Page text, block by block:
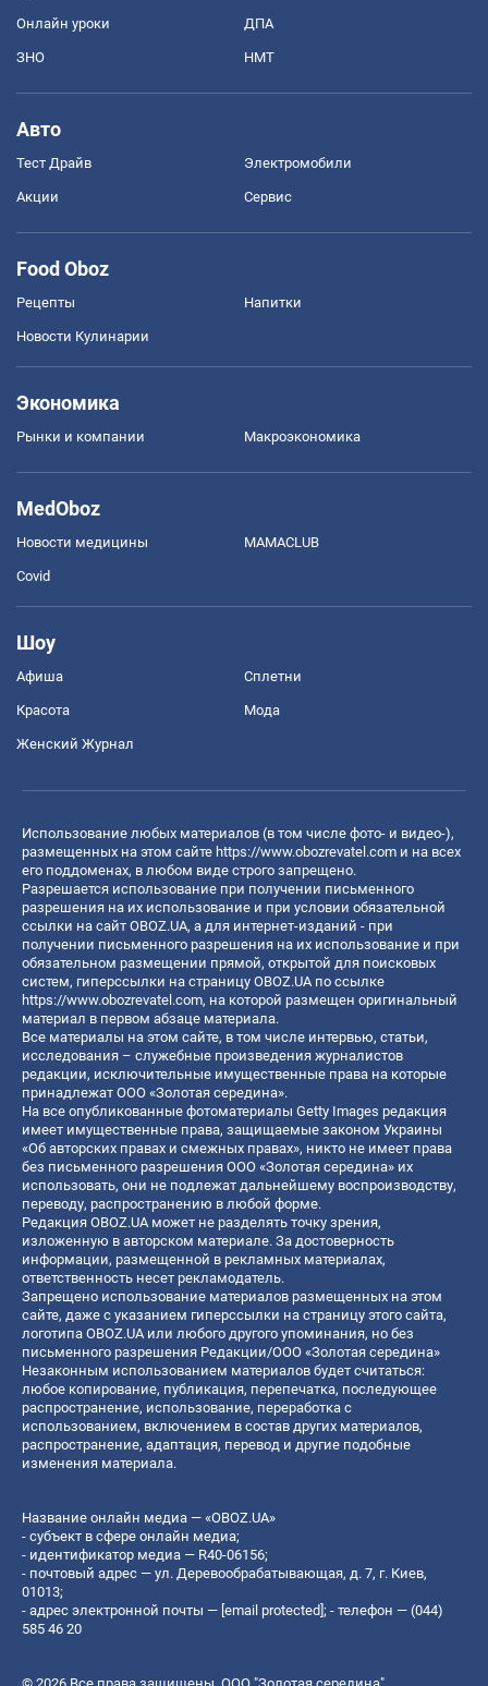
Онлайн уроки ДПА
ЗНО НМТ
Авто
Тест Драйв Электромобили
Акции Сервис
Food Oboz
Рецепты Напитки
Новости Кулинарии
Экономика
Рынки и компании Mакроэкономика
MedOboz
Новости медицины MAMACLUB
Covid
Шоу
Афиша Сплетни
Красота Мода
Женский Журнал
Использование любых материалов (в том числе фото- и видео-),
размещенных на этом сайте https://www.obozrevatel.com и на всех
его поддоменах, в любом виде строго запрещено.
Разрешается использование при получении письменного
разрешения на их использование и при условии обязательной
ссылки на сайт OBOZ.UA, а для интернет-изданий - при
получении письменного разрешения на их использование и при
обязательном размещении прямой, открытой для поисковых
систем, гиперссылки на страницу OBOZ.UA по ссылке
https://www.obozrevatel.com, на которой размещен оригинальный
материал в первом абзаце материала.
Все материалы на этом сайте, в том числе интервью, статьи,
исследования – служебные произведения журналистов
редакции, исключительные имущественные права на которые
принадлежат ООО «Золотая середина».
На все опубликованные фотоматериалы Getty Images редакция
имеет имущественные права, защищаемые законом Украины
«Об авторских правах и смежных правах», никто не имеет права
без письменного разрешения ООО «Золотая середина» их
использовать, они не подлежат дальнейшему воспроизводству,
переводу, распространению в любой форме.
Редакция OBOZ.UA может не разделять точку зрения,
изложенную в авторском материале. За достоверность
информации, размещенной в рекламных материалах,
ответственность несет рекламодатель.
Запрещено использование материалов размещенных на этом
сайте, даже с указанием гиперссылки на страницу этого сайта,
логотипа OBOZ.UA или любого другого упоминания, но без
письменного разрешения Редакции/ООО «Золотая середина»
Незаконным использованием материалов будет считаться:
любое копирование, публикация, перепечатка, последующее
распространение, использование, переработка с
использованием, включением в состав других материалов,
распространение, адаптация, перевод и другие подобные
изменения материала.
Название онлайн медиа — «OBOZ.UA»
- субъект в сфере онлайн медиа;
- идентификатор медиа — R40-06156;
- почтовый адрес — ул. Деревообрабатывающая, д. 7, г. Киев,
01013;
- адрес электронной почты — [email protected] ; - телефон — (044)
585 46 20